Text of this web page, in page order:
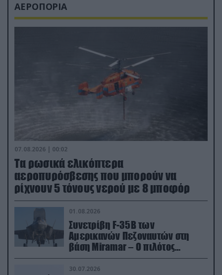
ΑΕΡΟΠΟΡΙΑ
07.08.2026 | 00:02
Τα ρωσικά ελικόπτερα
αεροπυρόσβεσης που μπορούν να
ρίχνουν 5 τόνους νερού με 8 μποφόρ
01.08.2026
Συνετρίβη F-35B των
Αμερικανών Πεζοναυτών στη
βάση Miramar – Ο πιλότος
εκτινάχθηκε εγκαίρως
30.07.2026